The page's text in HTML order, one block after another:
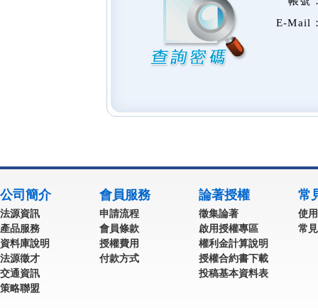
E-Mail
公司簡介
法源資訊
產品服務
資料庫說明
法源徵才
交通資訊
策略聯盟
會員服務
申請流程
會員條款
授權費用
付款方式
論著授權
徵集論著
啟用授權專區
權利金計算說明
授權合約書下載
投稿基本資料表
常
使
常